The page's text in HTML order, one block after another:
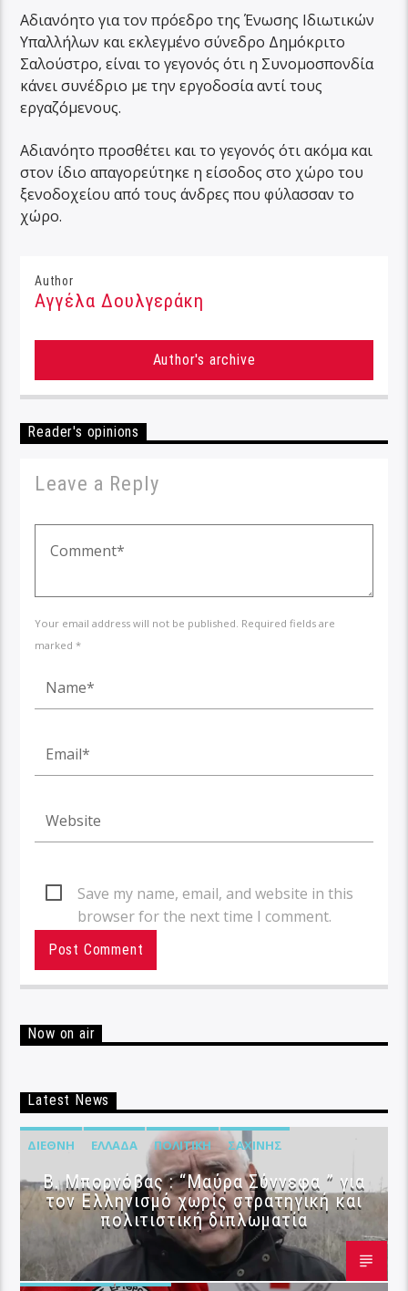
Αδιανόητο για τον πρόεδρο της Ένωσης Ιδιωτικών
Υπαλλήλων και εκλεγμένο σύνεδρο Δημόκριτο
Σαλούστρο, είναι το γεγονός ότι η Συνομοσπονδία
κάνει συνέδριο με την εργοδοσία αντί τους
εργαζόμενους.
Αδιανόητο προσθέτει και το γεγονός ότι ακόμα και
στον ίδιο απαγορεύτηκε η είσοδος στο χώρο του
ξενοδοχείου από τους άνδρες που φύλασσαν το
χώρο.
Author
Αγγέλα Δουλγεράκη
Author's archive
Reader's opinions
Leave a Reply
Your email address will not be published. Required fields are
marked *
Save my name, email, and website in this
browser for the next time I comment.
Now on air
Latest News
ΔΙΕΘΝΉ ΕΛΛΆΔΑ ΠΟΛΙΤΙΚΉ ΣΑΧΊΝΗΣ
B. Μπορνόβας : “Μαύρα Σύννεφα ” για
τον Ελληνισμό χωρίς στρατηγική και
πολιτιστική διπλωματία